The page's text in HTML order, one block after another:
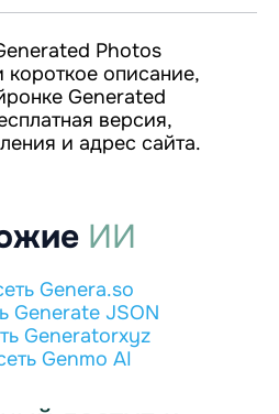
Photos
короткое описание,
Generated
версия,
и адрес сайта.
ИИ
Genera.so
Generate JSON
Generatorxyz
Genmo AI